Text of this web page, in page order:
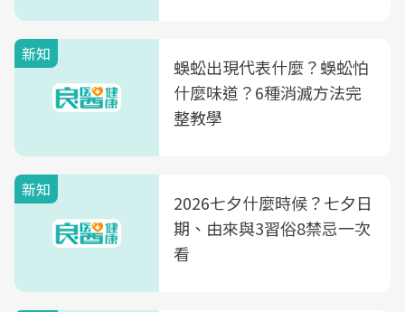
新知
蜈蚣出現代表什麼？蜈蚣怕
什麼味道？6種消滅方法完
整教學
新知
2026七夕什麼時候？七夕日
期、由來與3習俗8禁忌一次
看